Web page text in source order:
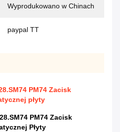
Wyprodukowano w Chinach
paypal TT
PM74 Zacisk
płyty
PM74 Zacisk
Płyty